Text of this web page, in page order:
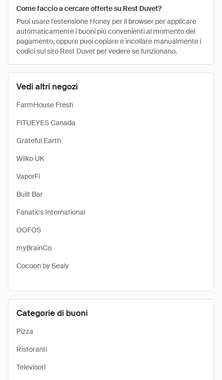
Vedi altri negozi
FarmHouse Fresh
FITUEYES Canada
Grateful Earth
Wilko UK
VaporFi
Built Bar
Fanatics International
OOFOS
myBrainCo
Cocoon by Sealy
Categorie di buoni
Pizza
Ristoranti
Televisori
Come faccio a cercare offerte su Rest Duvet?
Puoi usare l'estensione Honey per il browser per applicare
automaticamente i buoni più convenienti al momento del
pagamento, oppure puoi copiare e incollare manualmente i
codici sul sito Rest Duvet per vedere se funzionano.